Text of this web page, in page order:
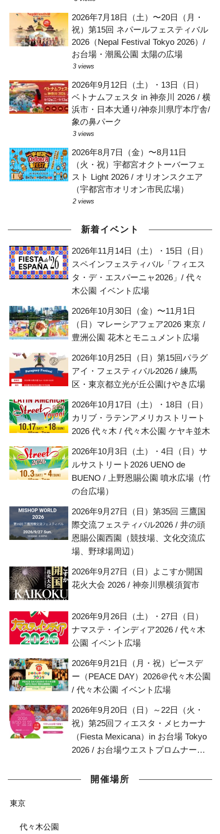
2026年7月18日（土）〜20日（月・
祝）第15回 ネパールフェスティバル
2026（Nepal Festival Tokyo 2026）/
お台場・潮風公園 太陽の広場
3 views
2026年9月12日（土）・13日（日）
ベトナムフェスタ in 神奈川 2026 / 横
浜市・日本大通り/神奈川県庁本庁舎/
象の鼻パーク
3 views
2026年8月7日（金）〜8月11日
（火・祝）宇都宮オクトーバーフェ
スト Light 2026 / オリオンスクエア
（宇都宮市オリオン市民広場）
2 views
新着イベント
2026年11月14日（土）・15日（日）
スペインフェスティバル「フィエス
タ・デ・エスパーニャ2026」/ 代々
木公園 イベント広場
2026年10月30日（金）〜11月1日
（日）マレーシアフェア2026 東京 /
豊洲公園 花木とモニュメント広場
2026年10月25日（日）第15回パラグ
アイ・フェスティバル2026 / 練馬
区・東京都立光が丘公園けやき広場
2026年10月17日（土）・18日（日）
カリブ・ラテンアメリカストリート
2026 代々木 / 代々木公園 ケヤキ並木
2026年10月3日（土）・4日（日）サ
ルサストリート2026 UENO de
BUENO / 上野恩賜公園 噴水広場（竹
の台広場）
2026年9月27日（日）第35回 三鷹国
際交流フェスティバル2026 / 井の頭
恩賜公園西園（競技場、文化交流広
場、野球場周辺）
2026年9月27日（日）よこすか開国
花火大会 2026 / 神奈川県横須賀市
2026年9月26日（土）・27日（日）
ナマステ・インディア2026 / 代々木
公園 イベント広場
2026年9月21日（月・祝）ピースデ
ー（PEACE DAY）2026＠代々木公園
/ 代々木公園 イベント広場
2026年9月20日（日）～22日（火・
祝）第25回フィエスタ・メヒカーナ
（Fiesta Mexicana）in お台場 Tokyo
2026 / お台場ウエストプロムナード
開催場所
東京
代々木公園